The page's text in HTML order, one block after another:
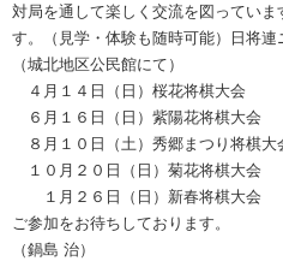
対局を通して楽しく交流を図ってい
す。（見学・体験も随時可能）日将
（城北地区公民館にて）
４月１４日（日）桜花将棋大会
６月１６日（日）紫陽花将棋大会
８月１０日（土）秀郷まつり将棋大
１０月２０日（日）菊花将棋大会
１月２６日（日）新春将棋大会
ご参加をお待ちしております。
（鍋島 治）